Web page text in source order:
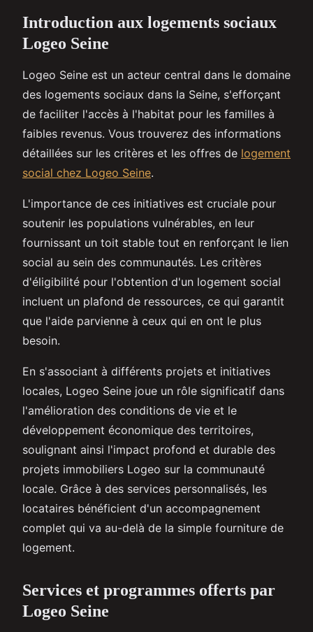
Introduction aux logements sociaux
Logeo Seine
Logeo Seine est un acteur central dans le domaine
des logements sociaux dans la Seine, s'efforçant
de faciliter l'accès à l'habitat pour les familles à
faibles revenus. Vous trouverez des informations
détaillées sur les critères et les offres de logement
social chez Logeo Seine.
L'importance de ces initiatives est cruciale pour
soutenir les populations vulnérables, en leur
fournissant un toit stable tout en renforçant le lien
social au sein des communautés. Les critères
d'éligibilité pour l'obtention d'un logement social
incluent un plafond de ressources, ce qui garantit
que l'aide parvienne à ceux qui en ont le plus
besoin.
En s'associant à différents projets et initiatives
locales, Logeo Seine joue un rôle significatif dans
l'amélioration des conditions de vie et le
développement économique des territoires,
soulignant ainsi l'impact profond et durable des
projets immobiliers Logeo sur la communauté
locale. Grâce à des services personnalisés, les
locataires bénéficient d'un accompagnement
complet qui va au-delà de la simple fourniture de
logement.
Services et programmes offerts par
Logeo Seine